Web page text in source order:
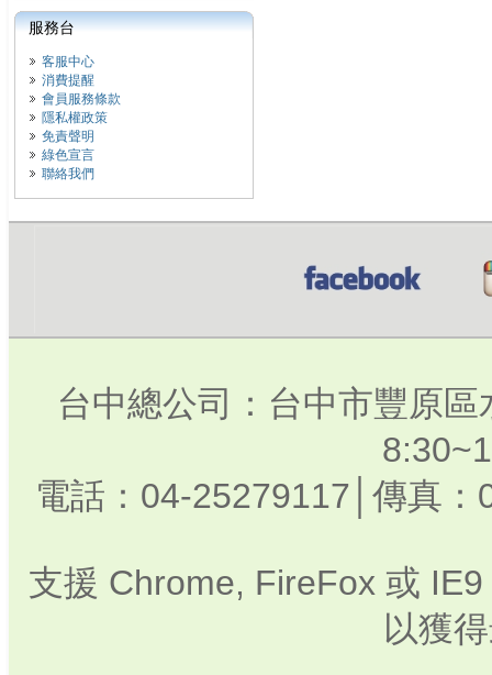
服務台
客服中心
消費提醒
會員服務條款
隱私權政策
免責聲明
綠色宣言
聯絡我們
台中總公司：台中市豐原
電話：04-25279117│傳真
支援 Chrome, FireFox 或
以獲